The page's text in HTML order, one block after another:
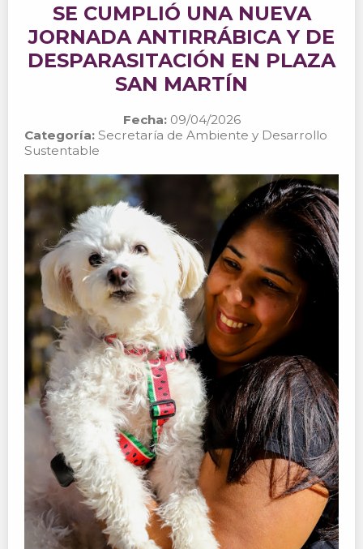
SE CUMPLIÓ UNA NUEVA
JORNADA ANTIRRÁBICA Y DE
DESPARASITACIÓN EN PLAZA
SAN MARTÍN
Fecha:09/04/2026
Categoría: Secretaría de Ambiente y Desarrollo
Sustentable